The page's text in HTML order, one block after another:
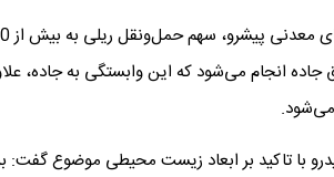
جاده انجام می‌شود که این وابستگی به جاده،
می‌شود.
با تاکید بر ابعاد زیست ‌محیطی موضوع گفت: